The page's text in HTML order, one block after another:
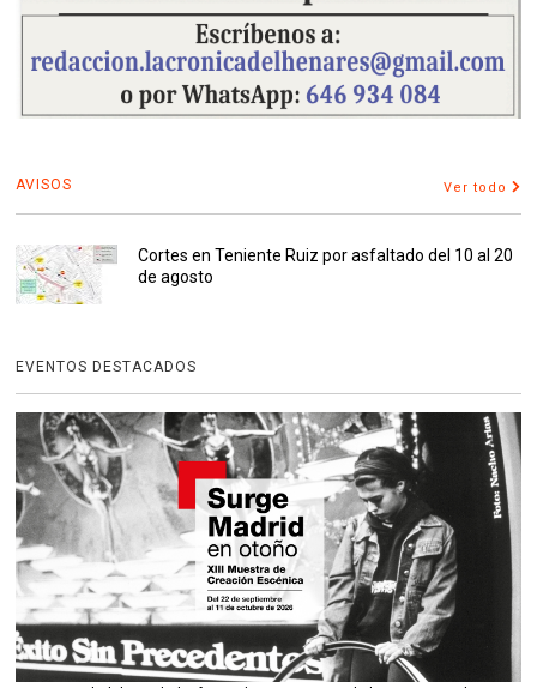
AVISOS Ver todo
Cortes en Teniente Ruiz por asfaltado del 10 al 20
de agosto
EVENTOS DESTACADOS